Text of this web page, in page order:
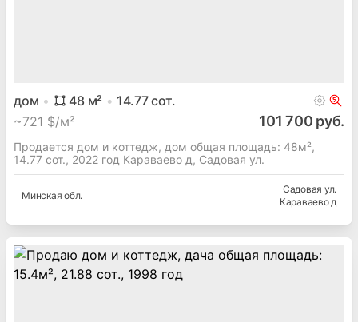
дом 48 м² 14.77сот.
~721 $/м² 101 700 руб.
Продается дом и коттедж, дом общая площадь: 48м²,
14.77 сот., 2022 год Караваево д, Садовая ул.
Минская обл.
Садовая ул.
Караваево д